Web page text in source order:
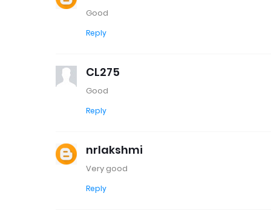
Good
Reply
CL275
Good
Reply
nrlakshmi
Very good
Reply